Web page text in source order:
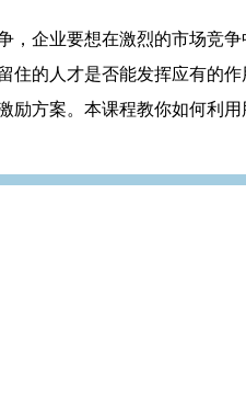
，企业要想在激烈的市场竞
住的人才是否能发挥应有的
励方案。本课程教你如何利